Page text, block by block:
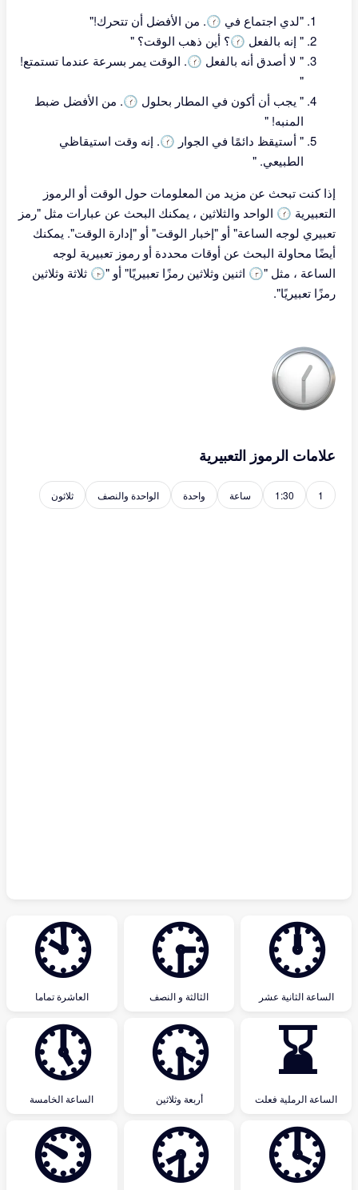
"لدي اجتماع في 🕜. من الأفضل أن تتحرك!"
" إنه بالفعل 🕜؟ أين ذهب الوقت؟ "
" لا أصدق أنه بالفعل 🕜. الوقت يمر بسرعة عندما تستمتع!
"
" يجب أن أكون في المطار بحلول 🕜. من الأفضل ضبط
المنبه! "
" أستيقظ دائمًا في الجوار 🕜. إنه وقت استيقاظي
الطبيعي. "
إذا كنت تبحث عن مزيد من المعلومات حول الوقت أو الرموز
التعبيرية 🕜 الواحد والثلاثين ، يمكنك البحث عن عبارات مثل "رمز
تعبيري لوجه الساعة" أو "إخبار الوقت" أو "إدارة الوقت". يمكنك
أيضًا محاولة البحث عن أوقات محددة أو رموز تعبيرية لوجه
الساعة ، مثل "🕝 اثنين وثلاثين رمزًا تعبيريًا" أو "🕞 ثلاثة وثلاثين
رمزًا تعبيريًا".
علامات الرموز التعبيرية
1
1:30 ساعة واحدة الواحدة والنصف ثلاثون
🕛
الساعة الثانية عشر
🕞
الثالثة و النصف
🕙
العاشرة تماما
⌛
الساعة الرملية فعلت
🕟
أربعة وثلاثين
🕔
الساعة الخامسة
🕓
🕣
⏲